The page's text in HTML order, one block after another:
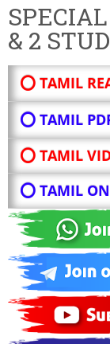
& 2
⭕ TAMIL
⭕ TAMIL
⭕ TAMIL
⭕ TAMIL